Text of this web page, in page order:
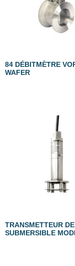
84 DÉBITMÈTRE
WAFER
TRANSMETTEUR
SUBMERSIBLE